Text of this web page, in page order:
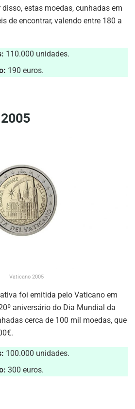
estas moedas, cunhadas em
de encontrar, valendo entre 180 a
110.000 unidades.
190 euros.
Vaticano 2005
foi emitida pelo Vaticano em
aniversário do Dia Mundial da
cerca de 100 mil moedas, que
100.000 unidades.
300 euros.